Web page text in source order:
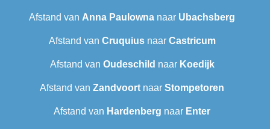
Afstand van Anna Paulowna naar Ubachsberg
Afstand van Cruquiusnaar Castricum
Afstand van Oudeschild naar Koedijk
Afstand van Zandvoort naar Stompetoren
Afstand van Hardenberg naar Enter